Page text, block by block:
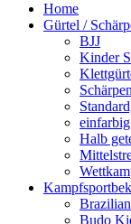
Home
Gürtel /
BJJ
Kinder
Schärpen
einfarbig
Halb
Budo